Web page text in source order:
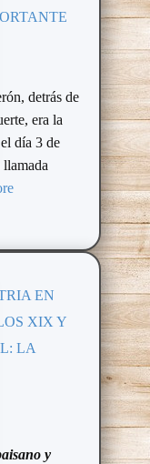
detrás de
era la
día 3 de
EN
XIX Y
LA
y